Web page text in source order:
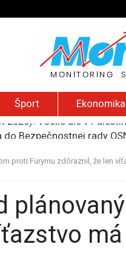
Šport Ekonomika
2026): Včelie úle v
Bezpečnostnej rady
stretne s
proti Furymu zdôraznil, že len